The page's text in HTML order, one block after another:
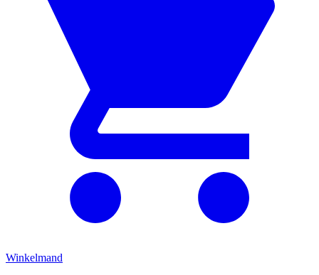
Winkelmand